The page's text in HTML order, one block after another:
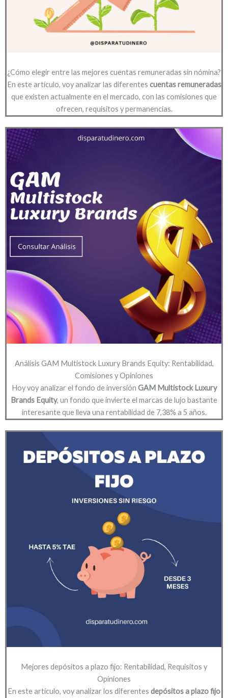
¿Cómo elegir entre las mejores cuentas remuneradas sin nómina?
En este artículo, voy analizar las diferentes cuentas remuneradas
que existen actualmente en el mercado, con las comisiones que
ofrecen, requisitos y permanencias.
Análisis GAM Multistock Luxury Brands Equity: Rentabilidad,
Comisiones y Opiniones
Hoy voy analizar el fondo de inversión GAM Multistock Luxury
Brands Equity, un fondo que invierte el marcas de lujo bastante
interesante que lleva una rentabilidad de 7,38% a 5 años.
Mejores depósitos a plazo fijo: Rentabilidad, Requisitos y
Opiniones
En este artículo, voy analizar los diferentes depósitos a plazo fijo